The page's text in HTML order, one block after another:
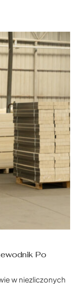
może stanowić
znajduje się
zewnętrzna.
ich unikalne...
Po
w niezliczonych